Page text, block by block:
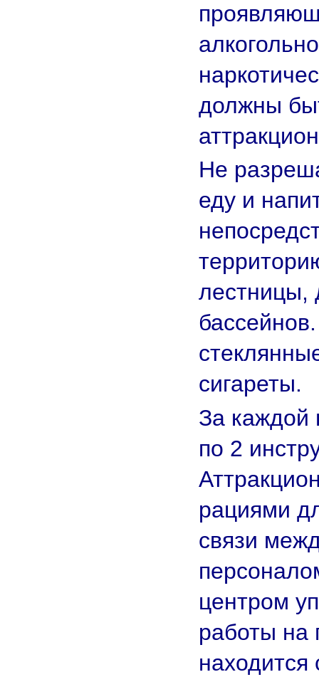
должны
Не
еду и
лестницы,
сигареты.
За каждой
по 2
рациями
связи
центром
работы на
находится